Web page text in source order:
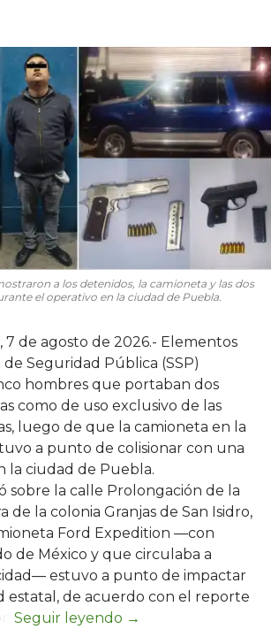
a los detenidos, la camioneta y las dos
el operativo en la ciudad de Puebla.
7 de agosto de 2026.- Elementos
Seguridad Pública (SSP)
hombres que portaban dos
como de uso exclusivo de las
luego de que la camioneta en la
a punto de colisionar con una
la ciudad de Puebla.
sobre la calle Prolongación de la
de la colonia Granjas de San Isidro,
Ford Expedition —con
de México y que circulaba a
estuvo a punto de impactar
estatal, de acuerdo con el reporte